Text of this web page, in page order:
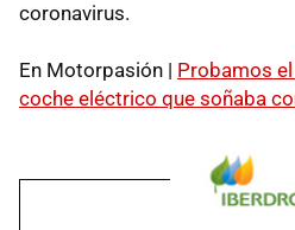
coronavirus.
En Motorpasión | Probamos el
coche eléctrico que soñaba